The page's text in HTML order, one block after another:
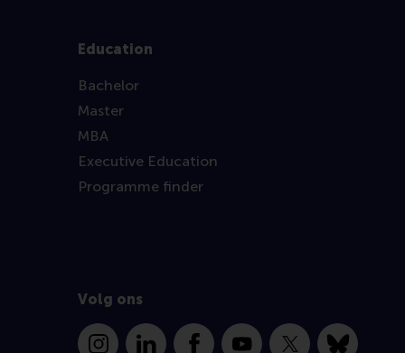
Education
Bachelor
Master
MBA
Executive Education
Programme finder
Volg ons